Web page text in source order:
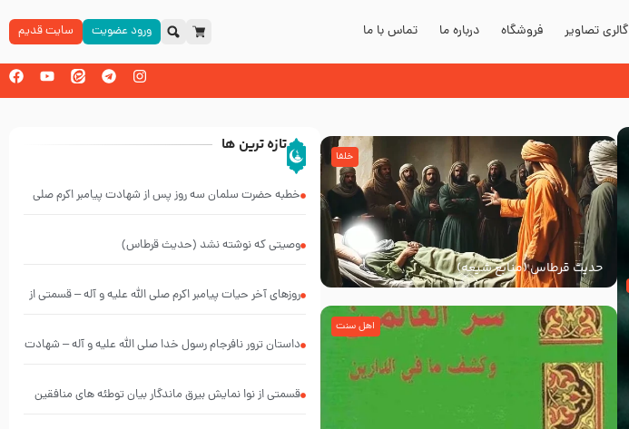
گالری تصاویر فروشگاه درباره ما تماس با ما ورود عضویت سایت قدیم
حدیث قرطاس (منابع شیعه)
خلفا
اهل سنت
تازه ترین ها
خطبه حضرت سلمان سه روز پس از شهادت پیامبر اکرم صلی
وصیتی که نوشته نشد (حدیث قرطاس)
روزهای آخر حیات پیامبر اکرم صلی الله علیه و آله – قسمتی از
‌‌‌‌‌‌‌داستان ترور نافرجام رسول خدا صلی الله علیه و آله – شهادت
قسمتی از نوا نمایش بیرق ماندگار بیان توطئه های منافقین